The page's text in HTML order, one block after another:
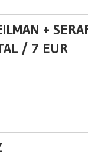
+
/ 7 EUR